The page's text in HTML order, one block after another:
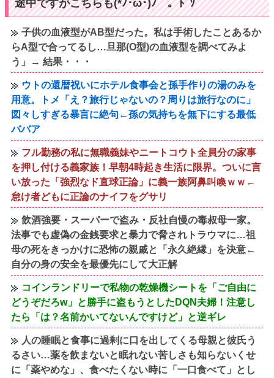
途中ですがこちらも(*ﾉ･ω･)ﾉ⌒。ﾄﾞｿﾞ
子供の血液型がAB型だった。私は手術したことあるか
らA型で合ってるし…旦那(O型)の血液型を調べてみよ
う」→ 結果・・・
ウトの還暦祝いにホテル食事会と孫手作りの湯のみを
用意。トメ「え？旅行じゃないの？周りは旅行なのに」
図々しすぎる暴言に絶句←孫の気持ちを無下にする最低
ババア
フル勤務の私に無職義妹やニートコウト全員分の家事
を押し付ける義家族！早朝4時起き生活に限界。ついに言
い放った「強烈なド直球正論」に義一族阿鼻叫喚ｗｗ←
怠け者どもに正論のナイフをグサリ
飲酒強要・スーパーで盗み・反社自慢の毒叔母一家。
法事でも虚偽の金銭要求と暴力で脅されトラウマに…祖
母の死をきっかけに恐怖の親戚と「永久絶縁」を決意←
自分の身の安全を最優先にして大正解
コインランドリーで私物の乾燥機シートを「ご自由に
どうぞだろw」と勝手に盗もうとしたDQN夫婦！注意し
たら「は？名前かいてないんですけど」と逆ギレ
人の睡眠と食事に過剰に口を出してくる母親と彼氏う
るさい…薬を飲まないと眠れない苦しさも知らないくせ
に「薬やめな」、食べたくない時に「一口食べて」とし